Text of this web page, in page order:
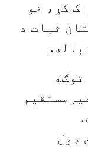
کړ، خو
ثبات د
باله.
ډول